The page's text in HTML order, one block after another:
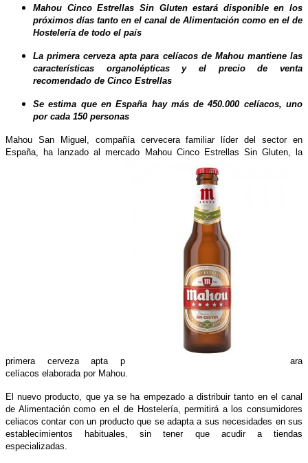
Mahou Cinco Estrellas Sin Gluten estará disponible en los
próximos días tanto en el canal de Alimentación como en el de
Hostelería de todo el país
La primera cerveza apta para celíacos de Mahou mantiene las
características organolépticas y el precio de venta
recomendado de Cinco Estrellas
Se estima que en España hay más de 450.000 celíacos, uno
por cada 150 personas
Mahou San Miguel, compañía cervecera familiar líder del sector en
España, ha lanzado al mercado Mahou Cinco Estrellas Sin Gluten, la
primera cerveza apta p
ara
celíacos elaborada por Mahou.
El nuevo producto, que ya se ha empezado a distribuir tanto en el canal
de Alimentación como en el de Hostelería, permitirá a los consumidores
celiacos contar con un producto que se adapta a sus necesidades en sus
establecimientos habituales, sin tener que acudir a tiendas
especializadas.